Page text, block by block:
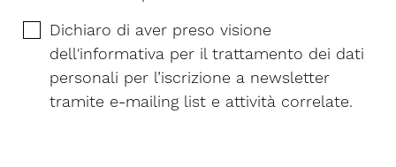
Dichiaro di aver preso visione
dell'informativa per il trattamento dei dati
personali per l’iscrizione a newsletter
tramite e-mailing list e attività correlate.